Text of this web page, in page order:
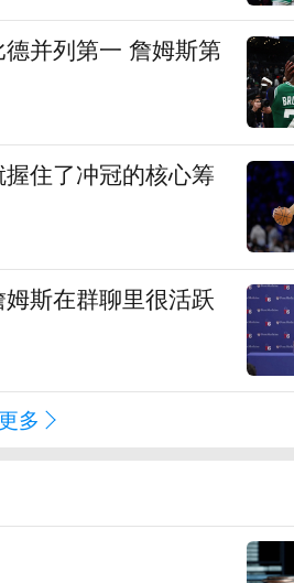
并列第一 詹姆斯第
住了冲冠的核心筹
斯在群聊里很活跃
多